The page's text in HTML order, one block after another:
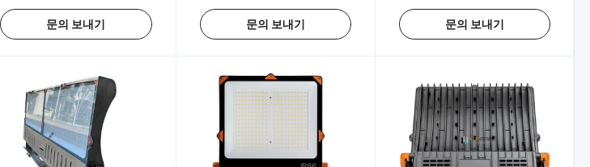
문의 보내기 문의 보내기 문의 보내기